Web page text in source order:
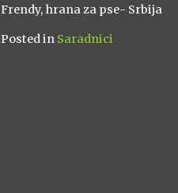
Frendy, hrana za pse- Srbija
Posted in Saradnici